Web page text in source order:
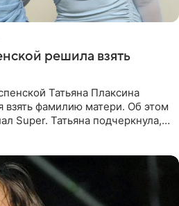
решила взять
Татьяна Плаксина
взять фамилию матери. Об этом
Super. Татьяна подчеркнула,